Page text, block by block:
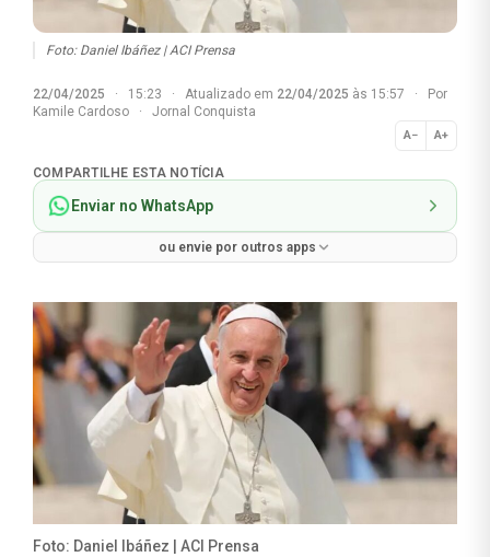
Foto: Daniel Ibáñez | ACI Prensa
22/04/2025 · 15:23 · Atualizado em 22/04/2025 às 15:57 ·
Por
Kamile Cardoso
· Jornal Conquista
A− A+
Normal
COMPARTILHE ESTA NOTÍCIA
Enviar no WhatsApp
ou envie por outros apps
Foto: Daniel Ibáñez | ACI Prensa